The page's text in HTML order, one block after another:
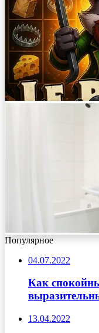
Популярное
04.07.2022
Как
13.04.2022